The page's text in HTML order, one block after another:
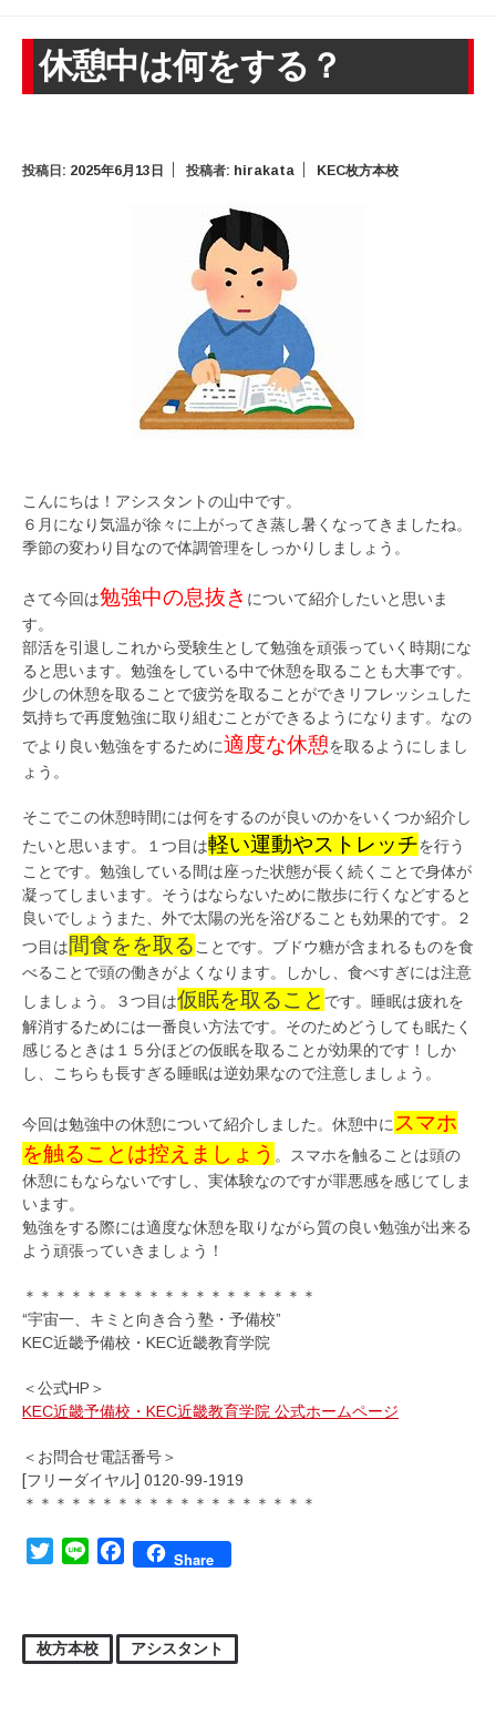
休憩中は何をする？
投稿日: 2025年6月13日 投稿者: hirakata KEC枚方本校
こんにちは！アシスタントの山中です。
６月になり気温が徐々に上がってき蒸し暑くなってきましたね。
季節の変わり目なので体調管理をしっかりしましょう。
さて今回は勉強中の息抜き について紹介したいと思いま
す。
部活を引退しこれから受験生として勉強を頑張っていく時期にな
ると思います。勉強をしている中で休憩を取ることも大事です。
少しの休憩を取ることで疲労を取ることができリフレッシュした
気持ちで再度勉強に取り組むことができるようになります。なの
でより良い勉強をするために適度な休憩を取るようにしまし
ょう。
そこでこの休憩時間には何をするのが良いのかをいくつか紹介し
たいと思います。１つ目は軽い運動やストレッチを行う
ことです。勉強している間は座った状態が長く続くことで身体が
凝ってしまいます。そうはならないために散歩に行くなどすると
良いでしょうまた、外で太陽の光を浴びることも効果的です。２
つ目は間食をを取る ことです。ブドウ糖が含まれるものを食
べることで頭の働きがよくなります。しかし、食べすぎには注意
しましょう。３つ目は仮眠を取ること です。睡眠は疲れを
解消するためには一番良い方法です。そのためどうしても眠たく
感じるときは１５分ほどの仮眠を取ることが効果的です！しか
し、こちらも長すぎる睡眠は逆効果なので注意しましょう。
今回は勉強中の休憩について紹介しました。休憩中に スマホ
を触ることは控えましょう 。スマホを触ることは頭の
休憩にもならないですし、実体験なのですが罪悪感を感じてしま
います。
勉強をする際には適度な休憩を取りながら質の良い勉強が出来る
よう頑張っていきましょう！
＊＊＊＊＊＊＊＊＊＊＊＊＊＊＊＊＊＊＊
“宇宙一、キミと向き合う塾・予備校”
KEC近畿予備校・KEC近畿教育学院
＜公式HP＞
KEC近畿予備校・KEC近畿教育学院 公式ホームページ
＜お問合せ電話番号＞
[フリーダイヤル] 0120-99-1919
＊＊＊＊＊＊＊＊＊＊＊＊＊＊＊＊＊＊＊
TwitterLine FacebookShare
枚方本校 アシスタント